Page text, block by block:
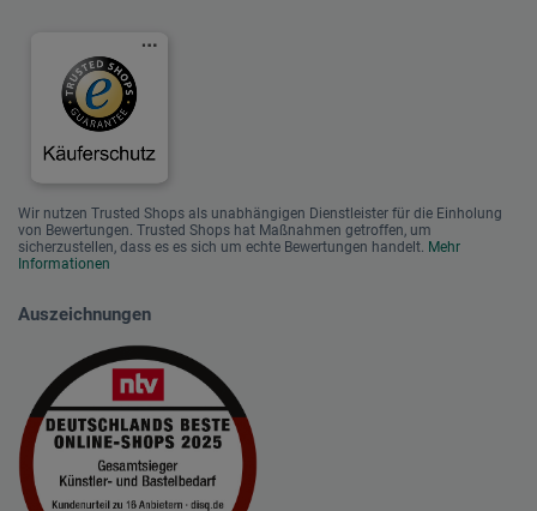
Wir nutzen Trusted Shops als unabhängigen Dienstleister für die Einholung
von Bewertungen. Trusted Shops hat Maßnahmen getroffen, um
sicherzustellen, dass es es sich um echte Bewertungen handelt. Mehr
Informationen
Auszeichnungen